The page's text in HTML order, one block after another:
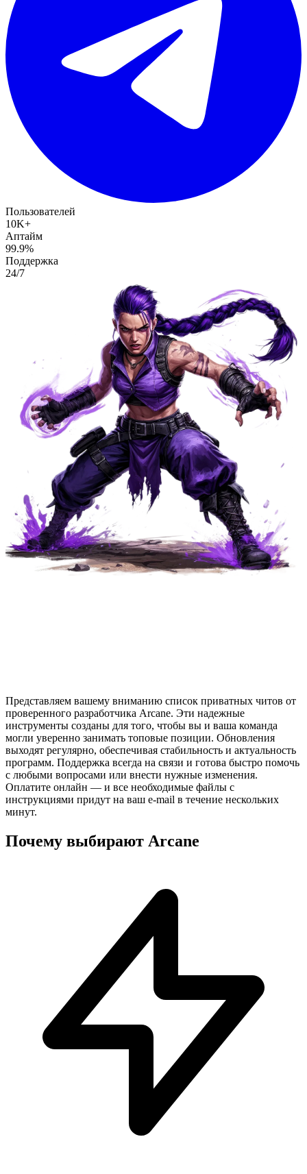
Пользователей
10K+
Аптайм
99.9%
Поддержка
24/7
Представляем вашему вниманию список приватных читов от
проверенного разработчика Arcane. Эти надежные
инструменты созданы для того, чтобы вы и ваша команда
могли уверенно занимать топовые позиции. Обновления
выходят регулярно, обеспечивая стабильность и актуальность
программ. Поддержка всегда на связи и готова быстро помочь
с любыми вопросами или внести нужные изменения.
Оплатите онлайн — и все необходимые файлы с
инструкциями придут на ваш e-mail в течение нескольких
минут.
Почему выбирают Arcane